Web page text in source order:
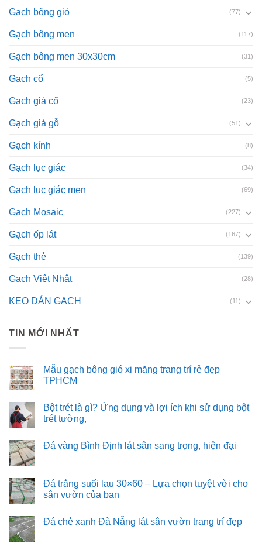
Gạch bông gió (77)
Gạch bông men (117)
Gạch bông men 30x30cm (31)
Gạch cổ (5)
Gạch giả cổ (23)
Gạch giả gỗ (51)
Gạch kính (8)
Gạch lục giác (34)
Gạch lục giác men (69)
Gạch Mosaic (227)
Gạch ốp lát (167)
Gạch thẻ (139)
Gạch Việt Nhật (28)
KEO DÁN GẠCH (11)
TIN MỚI NHẤT
Mẫu gạch bông gió xi măng trang trí rẻ đẹp
TPHCM
Bột trét là gì? Ứng dụng và lợi ích khi sử dụng bột
trét tường,
Đá vàng Bình Định lát sân sang trọng, hiện đại
Đá trắng suối lau 30×60 – Lựa chọn tuyệt vời cho
sân vườn của bạn
Đá chẻ xanh Đà Nẵng lát sân vườn trang trí đẹp